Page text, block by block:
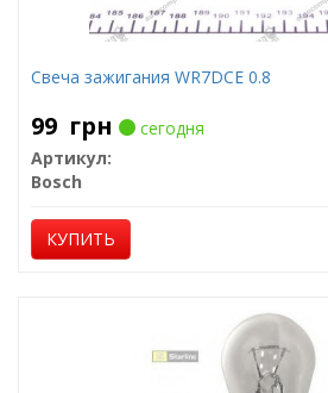
Свеча зажигания WR7DCE 0.8
99 грн
сегодня
Артикул:
Bosch
КУПИТЬ